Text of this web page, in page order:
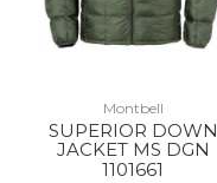
Montbell
SUPERIOR DOWN
JACKET MS DGN
1101661